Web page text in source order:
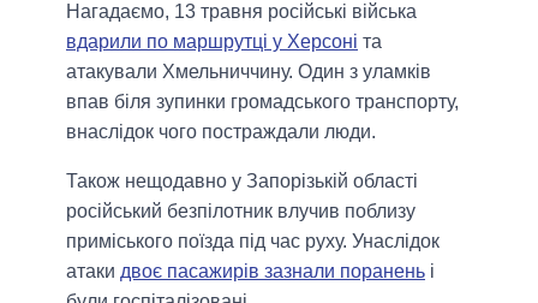
Нагадаємо, 13 травня російські війська
вдарили по маршрутці у Херсоні та
атакували Хмельниччину. Один з уламків
впав біля зупинки громадського транспорту,
внаслідок чого постраждали люди.
Також нещодавно у Запорізькій області
російський безпілотник влучив поблизу
приміського поїзда під час руху. Унаслідок
атаки двоє пасажирів зазнали поранень і